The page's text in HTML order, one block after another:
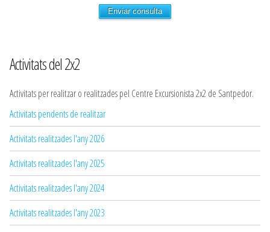
Enviar consulta
Activitats del 2x2
Activitats per realitzar o realitzades pel Centre Excursionista 2x2 de Santpedor.
Activitats pendents de realitzar
Activitats realitzades l'any 2026
Activitats realitzades l'any 2025
Activitats realitzades l'any 2024
Activitats realitzades l'any 2023